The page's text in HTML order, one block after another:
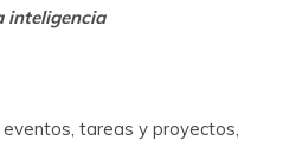
inteligencia
tareas y proyectos,